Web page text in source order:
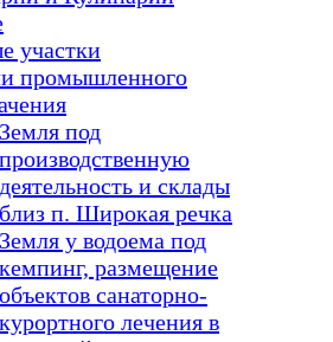
участки
промышленного
Земля под
производственную
деятельность и склады
близ п. Широкая речка
Земля у водоема под
кемпинг, размещение
объектов санаторно-
курортного лечения в